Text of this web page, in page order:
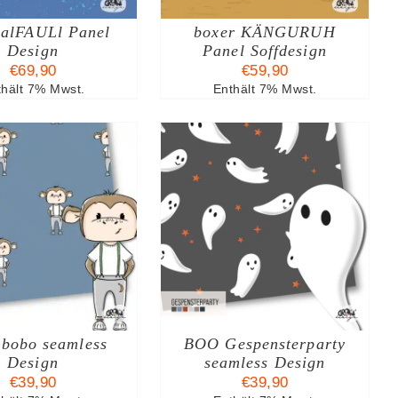
Panel
Design
€69,90
7% Mwst.
AUF.
DIE
OPTIONEN
KÖNNEN
AUF
PRODUKTSEITE
GEWÄHLT
WERDEN
boxer KÄNGURUH
Panel Soffdesign
€59,90
Enthält 7% Mwst.
seamless
Design
€39,90
AUSFÜHRUNG
DIESES
PRODUKT
WEIST
MEHRERE
VARIANTEN
DIE
OPTIONEN
KÖNNEN
/ DETAILS
BOO Gespensterparty
seamless Design
€39,90